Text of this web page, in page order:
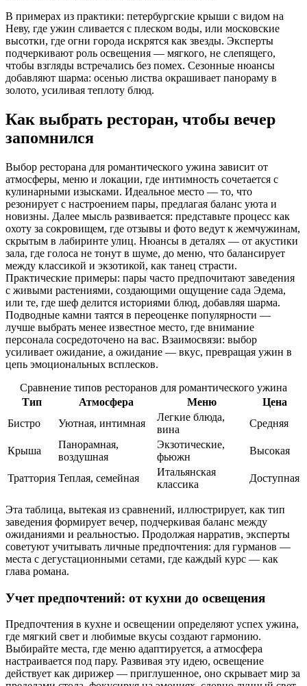
В примерах из практики: петербургские крыши с видом на
Неву, где ужин сливается с плеском воды, или московские
высотки, где огни города искрятся как звезды. Эксперты
подчеркивают роль освещения — мягкого, не слепящего,
чтобы взгляды встречались без помех. Сезонные нюансы
добавляют шарма: осенью листва окрашивает панораму в
золото, усиливая теплоту блюд.
Как выбрать ресторан, чтобы вечер
запомнился
Выбор ресторана для романтического ужина зависит от
атмосферы, меню и локации, где интимность сочетается с
кулинарными изысками. Идеальное место — то, что
резонирует с настроением пары, предлагая баланс уюта и
новизны. Далее мысль развивается: представьте процесс как
охоту за сокровищем, где отзывы и фото ведут к жемчужинам,
скрытым в лабиринте улиц. Нюансы в деталях — от акустики
зала, где голоса не тонут в шуме, до меню, что балансирует
между классикой и экзотикой, как танец страсти.
Практические примеры: пары часто предпочитают заведения
с живыми растениями, создающими ощущение сада Эдема,
или те, где шеф делится историями блюд, добавляя шарма.
Подводные камни таятся в переоценке популярности —
лучше выбрать менее известное место, где внимание
персонала сосредоточено на вас. Взаимосвязи: выбор
усиливает ожидание, а ожидание — вкус, превращая ужин в
цепь эмоциональных всплесков.
Сравнение типов ресторанов для романтического ужина
Тип
Атмосфера Меню
Цена
Бистро
Уютная, интимная
Легкие блюда,
вина
Средняя
Крыша
Панорамная,
воздушная
Экзотические,
фьюжн
Высокая
Траттория Теплая, семейная
Итальянская
классика
Доступная
Эта таблица, вытекая из сравнений, иллюстрирует, как тип
заведения формирует вечер, подчеркивая баланс между
ожиданиями и реальностью. Продолжая нарратив, эксперты
советуют учитывать личные предпочтения: для гурманов —
места с дегустационными сетами, где каждый курс — как
глава романа.
Учет предпочтений: от кухни до освещения
Предпочтения в кухне и освещении определяют успех ужина,
где мягкий свет и любимые вкусы создают гармонию.
Выбирайте места, где меню адаптируется, а атмосфера
настраивается под пару. Развивая эту идею, освещение
действует как дирижер — приглушенное, оно скрывает мир за